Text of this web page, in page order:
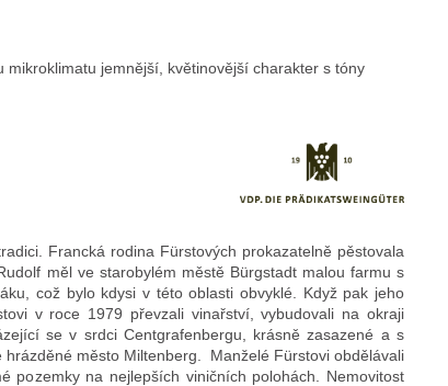
jemnější, květinovější charakter s tóny
Francká rodina Fürstových prokazatelně pěstovala
měl ve starobylém městě Bürgstadt malou farmu s
což bylo kdysi v této oblasti obvyklé. Když pak jeho
v roce 1979 převzali vinařství, vybudovali na okraji
se v srdci Centgrafenbergu, krásně zasazené a s
město Miltenberg.
Manželé Fürstovi obdělávali
pozemky na nejlepších viničních polohách. Nemovitost